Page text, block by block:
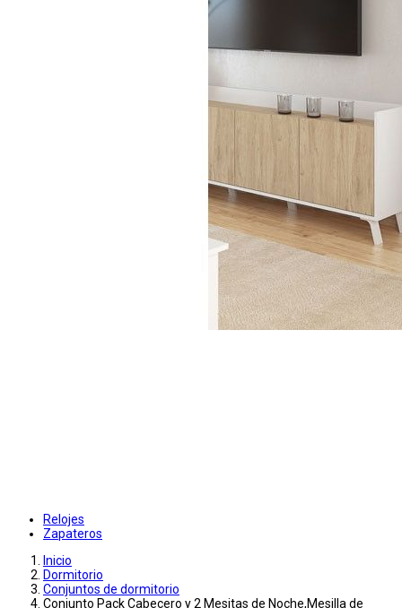
Relojes
Zapateros
Inicio
Dormitorio
Conjuntos de dormitorio
Conjunto Pack Cabecero y 2 Mesitas de Noche,Mesilla de